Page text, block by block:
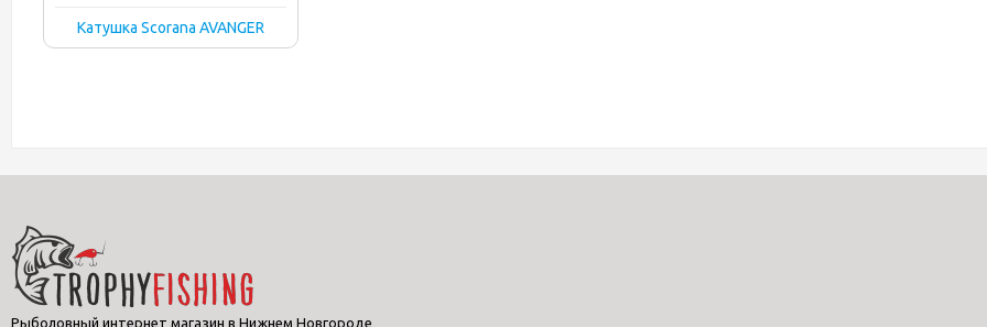
Катушка Scorana AVANGER
Рыболовный интернет магазин в Нижнем Новгороде